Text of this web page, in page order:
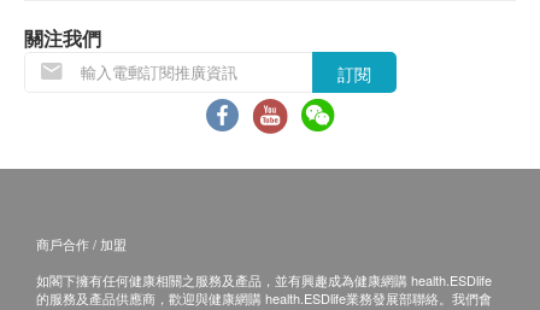
血肌酸酐
尿素
血液檢查
血小板數目
HK$770.0
4合1暈眩伸延檢查(雙人)
檢查鉀和鈉等腎病有關的項目、血含氧量及檢測頸動脈有否硬
1,840.0
身體輻射數量 (雙人)
身體輻射數量影響胎兒生長及健康
HK$300.0
射疫苗，將取消此計劃的服務，全數費用退回。
疫苗注射均由註冊醫生/醫護人員負責注射程序及此服
務只適用於佐敦檢驗中心 (辦公時間 : 星期一, 三及 六
a. 醫生講解報告
b. 如果客戶已完成電話或面解服務，若再要求
關注我們
訂閱
商戶合作 / 加盟
如閣下擁有任何健康相關之服務及產品，並有興趣成為健康網購 health.ESDlife
的服務及產品供應商，歡迎與健康網購 health.ESDlife業務發展部聯絡。我們會